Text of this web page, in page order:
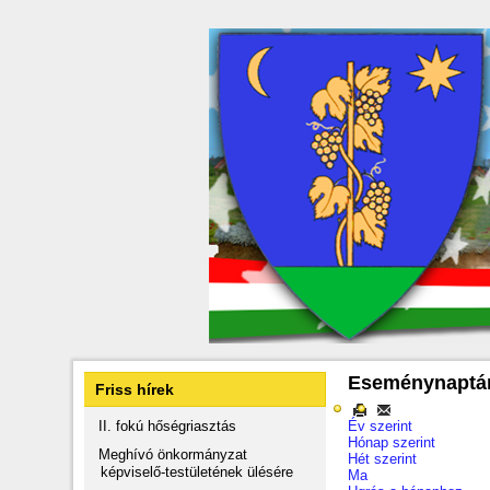
Friss hírek
II. fokú hőségriasztás
Meghívó önkormányzat
képviselő-testületének ülésére
Év szerint
Hónap szerint
Hét szerint
Ma